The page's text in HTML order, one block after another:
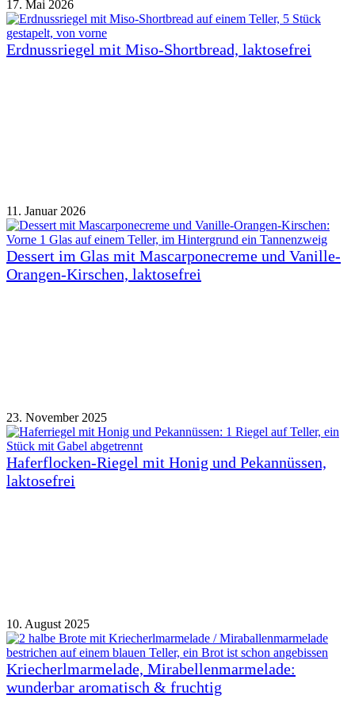
17. Mai 2026
Erdnussriegel mit Miso-Shortbread, laktosefrei
11. Januar 2026
Dessert im Glas mit Mascarponecreme und Vanille-
Orangen-Kirschen, laktosefrei
23. November 2025
Haferflocken-Riegel mit Honig und Pekannüssen,
laktosefrei
10. August 2025
Kriecherlmarmelade, Mirabellenmarmelade:
wunderbar aromatisch & fruchtig